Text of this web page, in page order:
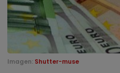
Imagen: Shutter-muse